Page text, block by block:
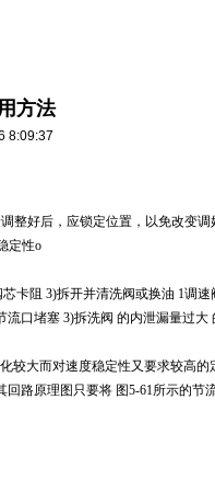
方法
8:09:37
整好后，应锁定位置，以免改变调
定性o
卡阻 3)拆开并清洗阀或换油 1调
流口堵塞 3)拆洗阀 的内泄漏量过大
较大而对速度稳定性又要求较高的
路原理图只要将 图5-61所示的节